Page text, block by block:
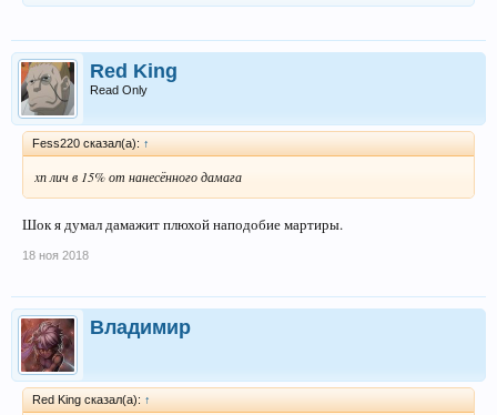
Red King
Read Only
Fess220 сказал(а): ↑
xп лич в 15% от нанесённого дамага
Шок я думал дамажит плюхой наподобие мартиры.
18 ноя 2018
Владимир
Red King сказал(а): ↑